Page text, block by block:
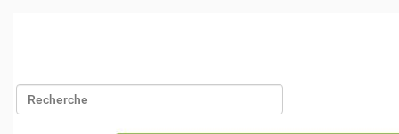
Chercher par